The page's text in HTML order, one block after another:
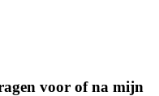
voor of na mijn